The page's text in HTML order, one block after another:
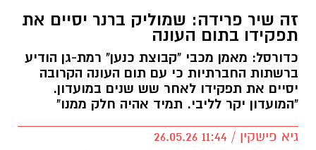
לחסין ניסיון רב באימון קבוצות בליגת העל בישראל
כמאמן ראשי: הוא אימן במכבי חיפה, הפועל חולון,
מכבי קריית גת, הפועל חיפה (שתי קדנציות) ועירוני
הראשון.
זה שיר פרידה: שמוליק ברנר יסיים את
תפקידו בתום העונה
כדורסל: מאמן מכבי "קבוצת כנען" רמת-גן הודיע
ברשתות החברתיות כי עם תום העונה הקרובה
יסיים את תפקידו לאחר שש שנים במועדון.
"המועדון יקר לליבי. תמיד אהיה חלק ממנו"
גיא פישקין / 11:44 26.05.26